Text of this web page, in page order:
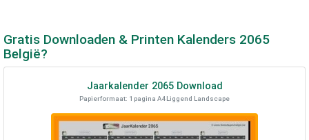
Gratis Downloaden & Printen Kalenders 2065
België?
Jaarkalender 2065Download
Papierformaat: 1 pagina A4 Liggend Landscape